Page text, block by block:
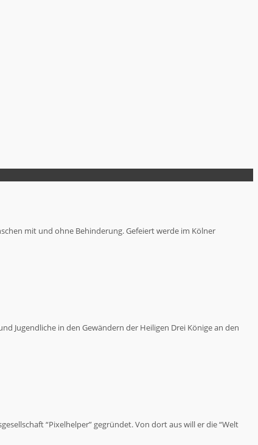
mit und ohne Behinderung. Gefeiert werde im Kölner
Jugendliche in den Gewändern der Heiligen Drei Könige an den
“Pixelhelper” gegründet. Von dort aus will er die “Welt